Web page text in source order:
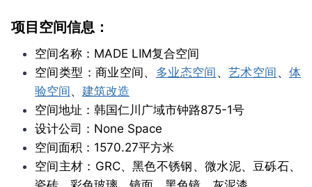
项目空间信息：
空间名称：MADE LIM复合空间
空间类型：商业空间、 多业态空间 、艺术空间 、体
验空间、 建筑改造
空间地址：韩国仁川广域市钟路875-1号
设计公司：None Space
空间面积：1570.27平方米
空间主材：GRC、黑色不锈钢、微水泥、豆砾石、